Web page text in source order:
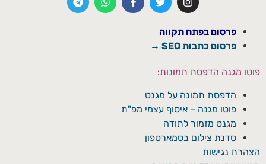
פרסום בפתח תקווה
פרסום כתבות SEO →
פוטו מגנה הדפסת תמונות:
הדפסת תמונה על מגנט
פוטו מגנה – איסוף עצמי מפ"ת
מגנט מזמור לתודה
סדנת צילום בסמארטפון
הצהרת נגישות